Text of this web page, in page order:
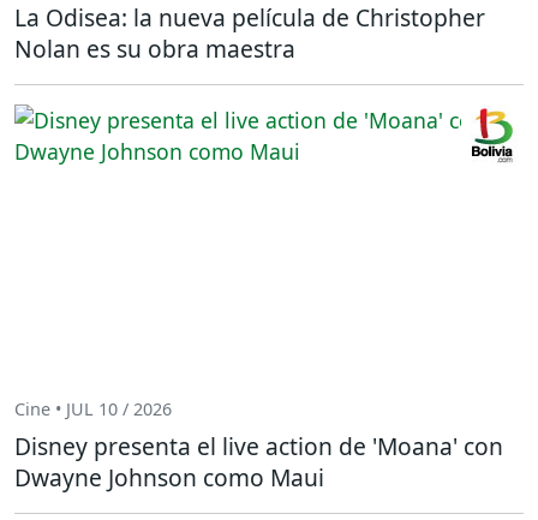
La Odisea: la nueva película de Christopher
Nolan es su obra maestra
Cine • JUL 10 / 2026
Disney presenta el live action de 'Moana' con
Dwayne Johnson como Maui